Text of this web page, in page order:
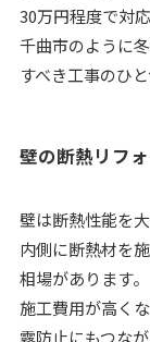
30万円程度で対
千曲市のように
すべき工事のひと
壁の断熱リフ
壁は断熱性能を
内側に断熱材を
相場があります。
施工費用が高く
露防止にもつなが